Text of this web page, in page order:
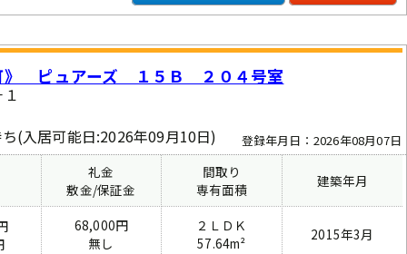
》 ピュアーズ １５Ｂ ２０４号室
(入居可能日:2026年09月10日)
登録年月日：2026年08月07日
礼金
敷金/保証金
間取り
専有面積
建築年月
68,000円
無し
２ＬＤＫ
57.64m²
2015年3月